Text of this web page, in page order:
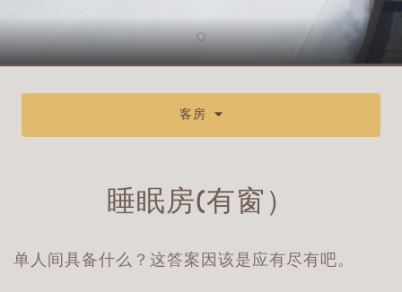
客房
睡眠房(有窗）
单人间具备什么？这答案因该是应有尽有吧。